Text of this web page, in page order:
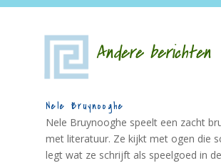
Andere berichten
Nele Bruynooghe
Nele Bruynooghe speelt een zacht
met literatuur. Ze kijkt met ogen die
legt wat ze schrijft als speelgoed in